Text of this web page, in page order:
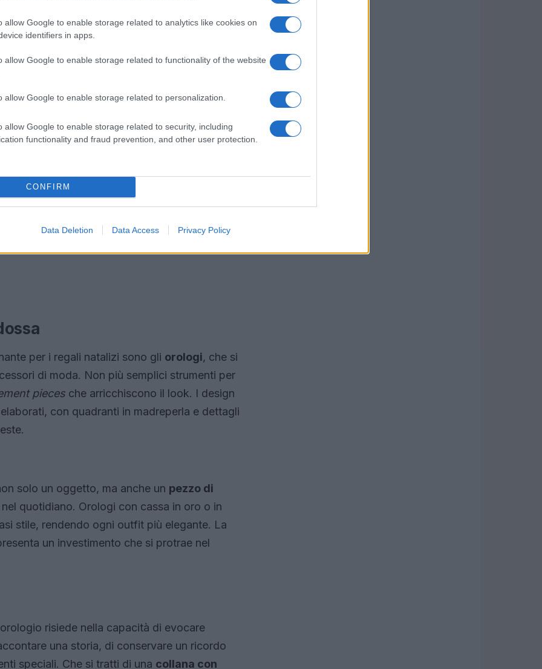
allow Google to enable storage related to analytics like cookies on
identifiers in apps.
allow Google to enable storage related to functionality of the website
allow Google to enable storage related to personalization.
allow Google to enable storage related to security, including
functionality and fraud prevention, and other user protection.
CONFIRM
Data Deletion Data Access Privacy Policy
raffinatezza. Questi colori vibranti non solo
anche un significato unico a ciascun gioiello.
e la storia di un pezzo.
per i regali natalizi sono gli orologi, che si
di moda. Non più semplici strumenti per
pieces che arricchiscono il look. I design
con quadranti in madreperla e dettagli
solo un oggetto, ma anche un pezzo di
quotidiano. Orologi con cassa in oro o in
stile, rendendo ogni outfit più elegante. La
un investimento che si protrae nel
risiede nella capacità di evocare
una storia, di conservare un ricordo
speciali. Che si tratti di una collana con